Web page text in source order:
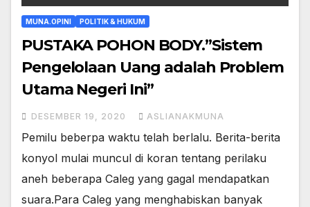
MUNA.OPINI POLITIK & HUKUM
PUSTAKA POHON BODY.”Sistem
Pengelolaan Uang adalah Problem
Utama Negeri Ini”
DESEMBER 19, 2020 ASLIANAKMUNA
Pemilu beberpa waktu telah berlalu. Berita-berita
konyol mulai muncul di koran tentang perilaku
aneh beberapa Caleg yang gagal mendapatkan
suara.Para Caleg yang menghabiskan banyak